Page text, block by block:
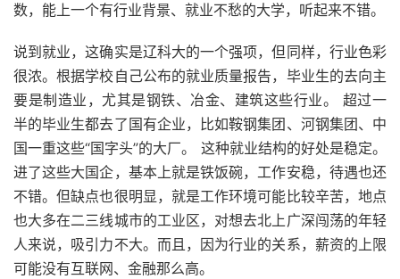
数，能上一个有行业背景、就业不愁的大学，听起来不错。
说到就业，这确实是辽科大的一个强项，但同样，行业色彩
很浓。根据学校自己公布的就业质量报告，毕业生的去向主
要是制造业，尤其是钢铁、冶金、建筑这些行业。 超过一
半的毕业生都去了国有企业，比如鞍钢集团、河钢集团、中
国一重这些“国字头”的大厂。 这种就业结构的好处是稳定。
进了这些大国企，基本上就是铁饭碗，工作安稳，待遇也还
不错。但缺点也很明显，就是工作环境可能比较辛苦，地点
也大多在二三线城市的工业区，对想去北上广深闯荡的年轻
人来说，吸引力不大。而且，因为行业的关系，薪资的上限
可能没有互联网、金融那么高。